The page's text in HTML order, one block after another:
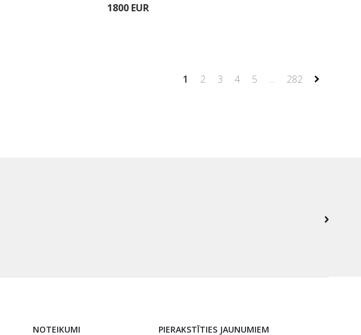
1800 EUR
1 2 3 4 5 ... 282
NOTEIKUMI PIERAKSTĪTIES JAUNUMIEM